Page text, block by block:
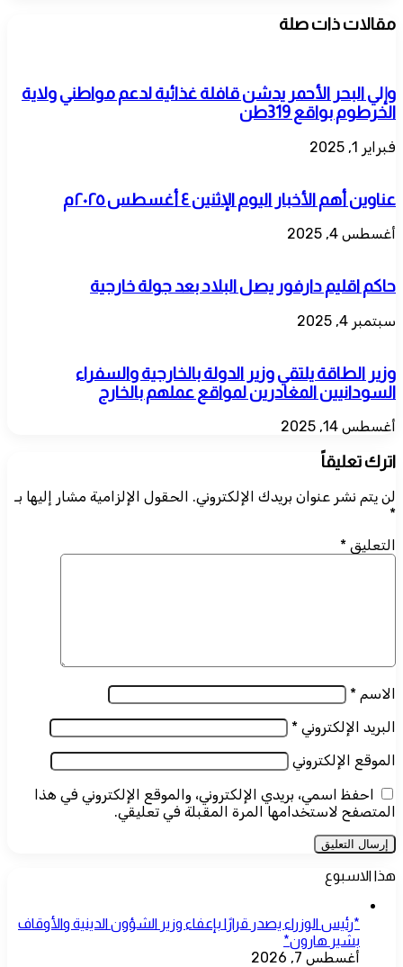
مقالات ذات صلة
وإلي البحر الأحمر يدشن قافلة غذائية لدعم مواطني ولاية
الخرطوم بواقع 319طن
فبراير 1, 2025
عناوين أهم الأخبار اليوم الإثنين ٤ أغسطس ٢٠٢٥م
أغسطس 4, 2025
حاكم اقليم دارفور يصل البلاد بعد جولة خارجية
سبتمبر 4, 2025
وزير الطاقة يلتقي وزير الدولة بالخارجية والسفراء
السودانيين المغادرين لمواقع عملهم بالخارج
أغسطس 14, 2025
اترك تعليقاً
لن يتم نشر عنوان بريدك الإلكتروني. الحقول الإلزامية مشار إليها بـ
*
التعليق *
الاسم *
البريد الإلكتروني *
الموقع الإلكتروني
احفظ اسمي، بريدي الإلكتروني، والموقع الإلكتروني في هذا
المتصفح لاستخدامها المرة المقبلة في تعليقي.
هذا الاسبوع
*رئيس الوزراء يصدر قرارًا بإعفاء وزير الشؤون الدينية والأوقاف
بشير هارون*
أغسطس 7, 2026